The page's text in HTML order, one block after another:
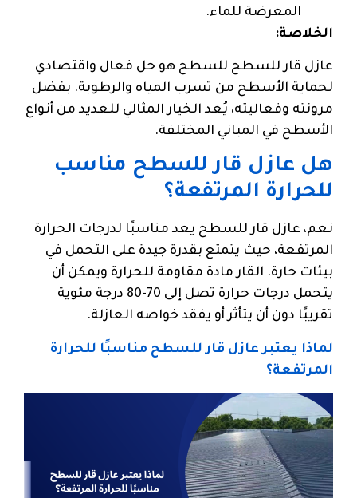
المعرضة للماء.
الخلاصة:
عازل قار للسطح للسطح هو حل فعال واقتصادي
لحماية الأسطح من تسرب المياه والرطوبة. بفضل
مرونته وفعاليته، يُعد الخيار المثالي للعديد من أنواع
الأسطح في المباني المختلفة.
هل عازل قار للسطح مناسب
للحرارة المرتفعة؟
نعم، عازل قار للسطح يعد مناسبًا لدرجات الحرارة
المرتفعة، حيث يتمتع بقدرة جيدة على التحمل في
بيئات حارة. القار مادة مقاومة للحرارة ويمكن أن
يتحمل درجات حرارة تصل إلى 70-80 درجة مئوية
تقريبًا دون أن يتأثر أو يفقد خواصه العازلة.
لماذا يعتبر عازل قار للسطح مناسبًا للحرارة
المرتفعة؟